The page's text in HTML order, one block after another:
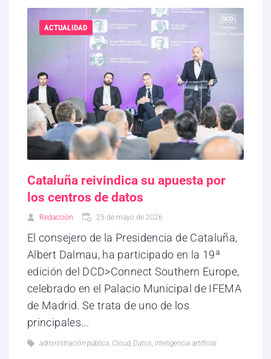
ACTUALIDAD
Cataluña reivindica su apuesta por
los centros de datos
Redacción 25 de mayo de 2026
El consejero de la Presidencia de Cataluña,
Albert Dalmau, ha participado en la 19ª
edición del DCD>Connect Southern Europe,
celebrado en el Palacio Municipal de IFEMA
de Madrid. Se trata de uno de los
principales...
administración pública, Cloud, Datos, inteligencia artificial